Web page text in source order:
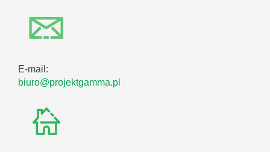
E-mail:
biuro@projektgamma.pl